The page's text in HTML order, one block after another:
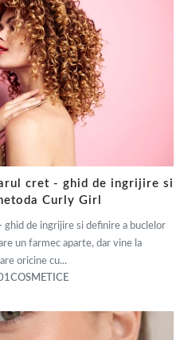
cret - ghid de ingrijire si
Curly Girl
de ingrijire si definire a buclelor
un farmec aparte, dar vine la
oricine cu...